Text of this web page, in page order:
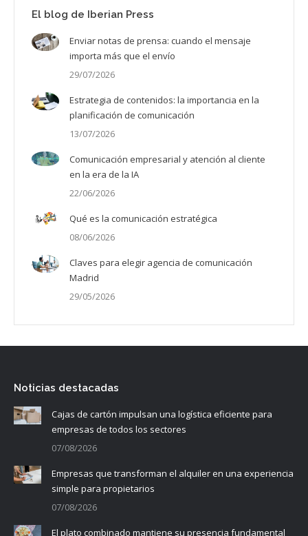
El blog de Iberian Press
Enviar notas de prensa: cuando el mensaje
importa más que el envío
29/07/2026
Estrategia de contenidos: la importancia en la
planificación de comunicación
13/07/2026
Comunicación empresarial y atención al cliente
en la era de la IA
22/06/2026
Qué es la comunicación estratégica
08/06/2026
Claves para elegir agencia de comunicación
Madrid
29/05/2026
Noticias destacadas
Cajas de cartón impulsan una logística eficiente para
empresas de todos los sectores
07/08/2026
Empresas que transforman el alquiler en una experiencia
simple para propietarios
07/08/2026
El plato combinado mantiene su presencia fundamental